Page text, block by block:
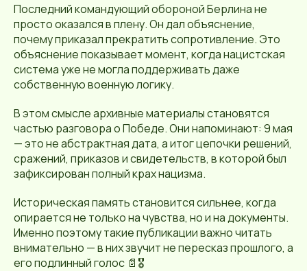
Последний командующий обороной Берлина не
просто оказался в плену. Он дал объяснение,
почему приказал прекратить сопротивление. Это
объяснение показывает момент, когда нацистская
система уже не могла поддерживать даже
собственную военную логику.
В этом смысле архивные материалы становятся
частью разговора о Победе. Они напоминают: 9 мая
— это не абстрактная дата, а итог цепочки решений,
сражений, приказов и свидетельств, в которой был
зафиксирован полный крах нацизма.
Историческая память становится сильнее, когда
опирается не только на чувства, но и на документы.
Именно поэтому такие публикации важно читать
внимательно — в них звучит не пересказ прошлого, а
его подлинный голос 📄🎖️